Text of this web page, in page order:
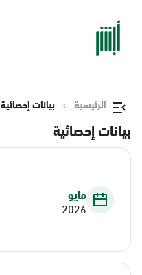
الرئيسية بيانات إحصائية
بيانات إحصائية
مايو
2026